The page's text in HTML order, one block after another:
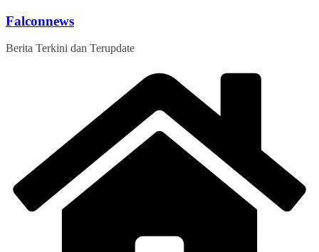
Skip
content
Falconnews
Berita Terkini dan Terupdate